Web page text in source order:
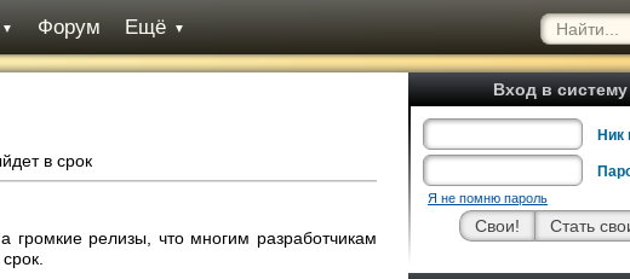
▼ Форум Ещё ▼
Вход в систему
Ник
Я не помню пароль
релизы, что многим разработчикам